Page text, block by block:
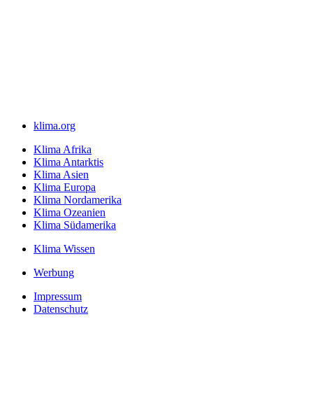
klima.org
Klima Afrika
Klima Antarktis
Klima Asien
Klima Europa
Klima Nordamerika
Klima Ozeanien
Klima Südamerika
Klima Wissen
Werbung
Impressum
Datenschutz